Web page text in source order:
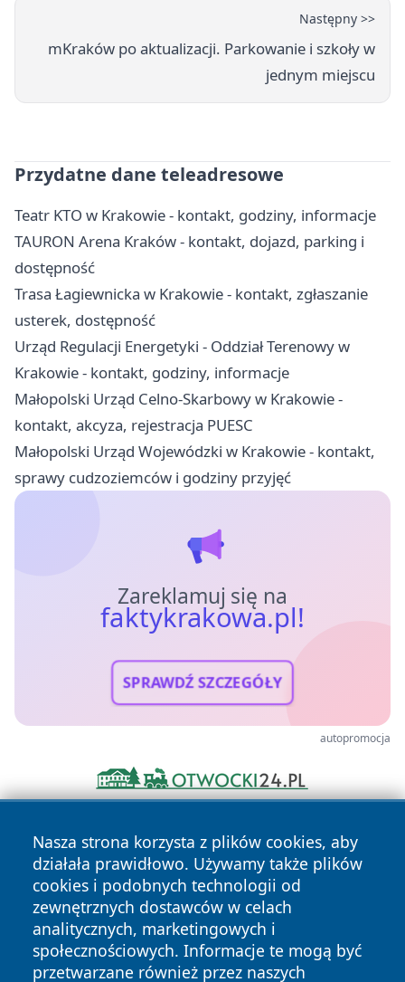
Następny >>
mKraków po aktualizacji. Parkowanie i szkoły w
jednym miejscu
Przydatne dane teleadresowe
Teatr KTO w Krakowie - kontakt, godziny, informacje
TAURON Arena Kraków - kontakt, dojazd, parking i
dostępność
Trasa Łagiewnicka w Krakowie - kontakt, zgłaszanie
usterek, dostępność
Urząd Regulacji Energetyki - Oddział Terenowy w
Krakowie - kontakt, godziny, informacje
Małopolski Urząd Celno-Skarbowy w Krakowie -
kontakt, akcyza, rejestracja PUESC
Małopolski Urząd Wojewódzki w Krakowie - kontakt,
sprawy cudzoziemców i godziny przyjęć
Zareklamuj się na
faktykrakowa.pl!
SPRAWDŹ SZCZEGÓŁY
autopromocja
Nasza strona korzysta z plików cookies, aby
działała prawidłowo. Używamy także plików
cookies i podobnych technologii od
zewnętrznych dostawców w celach
analitycznych, marketingowych i
społecznościowych. Informacje te mogą być
przetwarzane również przez naszych
Copyright © 2026 faktykrakowa.pl Wszystkie prawa
zastrzeżone.